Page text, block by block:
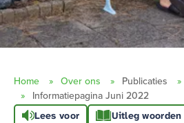
Home Over ons Publicaties
Informatiepagina Juni 2022
Lees voor Uitleg woorden